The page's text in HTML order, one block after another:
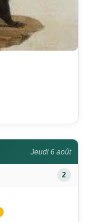
Jeudi 6 août
2